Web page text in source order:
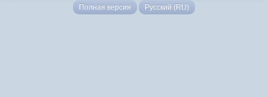
Полная версия Русский (RU)